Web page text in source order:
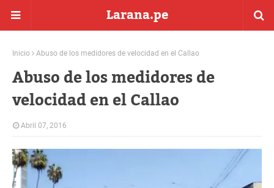
Larana.pe
Inicio Abuso de los medidores de velocidad en el Callao
Abuso de los medidores de
velocidad en el Callao
Abril 07, 2016